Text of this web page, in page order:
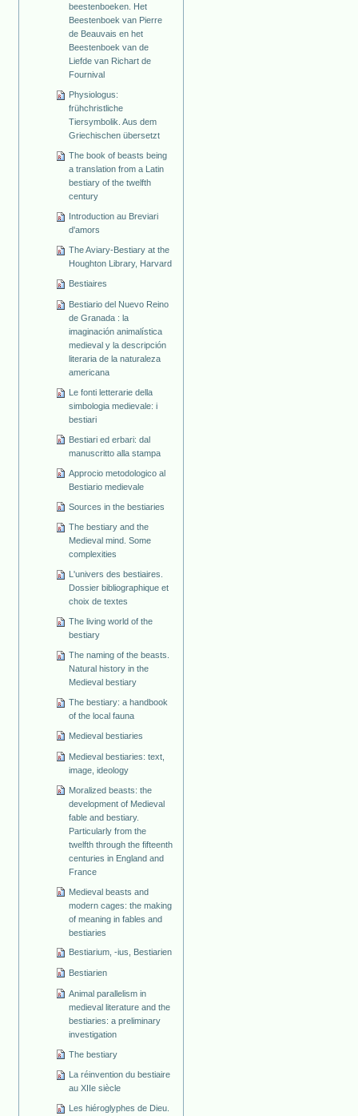
beestenboeken. Het
Beestenboek van Pierre
de Beauvais en het
Beestenboek van de
Liefde van Richart de
Fournival
Physiologus:
frühchristliche
Tiersymbolik. Aus dem
Griechischen übersetzt
The book of beasts being
a translation from a Latin
bestiary of the twelfth
century
Introduction au Breviari
d'amors
The Aviary-Bestiary at the
Houghton Library, Harvard
Bestiaires
Bestiario del Nuevo Reino
de Granada : la
imaginación animalística
medieval y la descripción
literaria de la naturaleza
americana
Le fonti letterarie della
simbologia medievale: i
bestiari
Bestiari ed erbari: dal
manuscritto alla stampa
Approcio metodologico al
Bestiario medievale
Sources in the bestiaries
The bestiary and the
Medieval mind. Some
complexities
L'univers des bestiaires.
Dossier bibliographique et
choix de textes
The living world of the
bestiary
The naming of the beasts.
Natural history in the
Medieval bestiary
The bestiary: a handbook
of the local fauna
Medieval bestiaries
Medieval bestiaries: text,
image, ideology
Moralized beasts: the
development of Medieval
fable and bestiary.
Particularly from the
twelfth through the fifteenth
centuries in England and
France
Medieval beasts and
modern cages: the making
of meaning in fables and
bestiaries
Bestiarium, -ius, Bestiarien
Bestiarien
Animal parallelism in
medieval literature and the
bestiaries: a preliminary
investigation
The bestiary
La réinvention du bestiaire
au XIIe siècle
Les hiéroglyphes de Dieu.